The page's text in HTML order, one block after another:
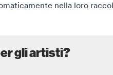
nella loro
gli artisti?